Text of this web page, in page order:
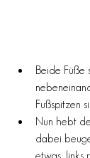
Beide Füße
Fußspitzen
Nun hebt
dabei
etwas, links